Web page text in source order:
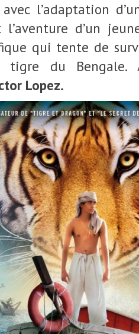
l’adaptation
d’un
qui tente de
tigre du Bengale.
Lopez.